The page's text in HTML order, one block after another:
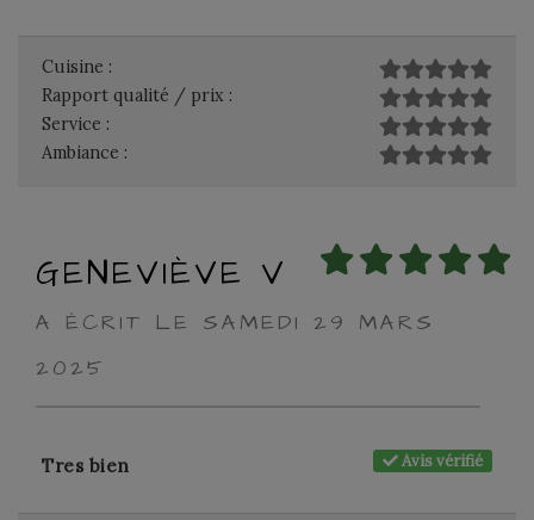
Cuisine :
Rapport qualité / prix :
Service :
Ambiance :
GENEVIÈVE V
A ÉCRIT LE SAMEDI 29 MARS
2025
Avis vérifié
Tres bien